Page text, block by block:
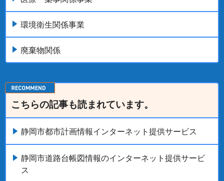
環境衛生関係事業
廃棄物関係
こちらの記事も読まれています。
静岡市都市計画情報インターネット提供サービス
静岡市道路台帳図情報のインターネット提供サービ
ス